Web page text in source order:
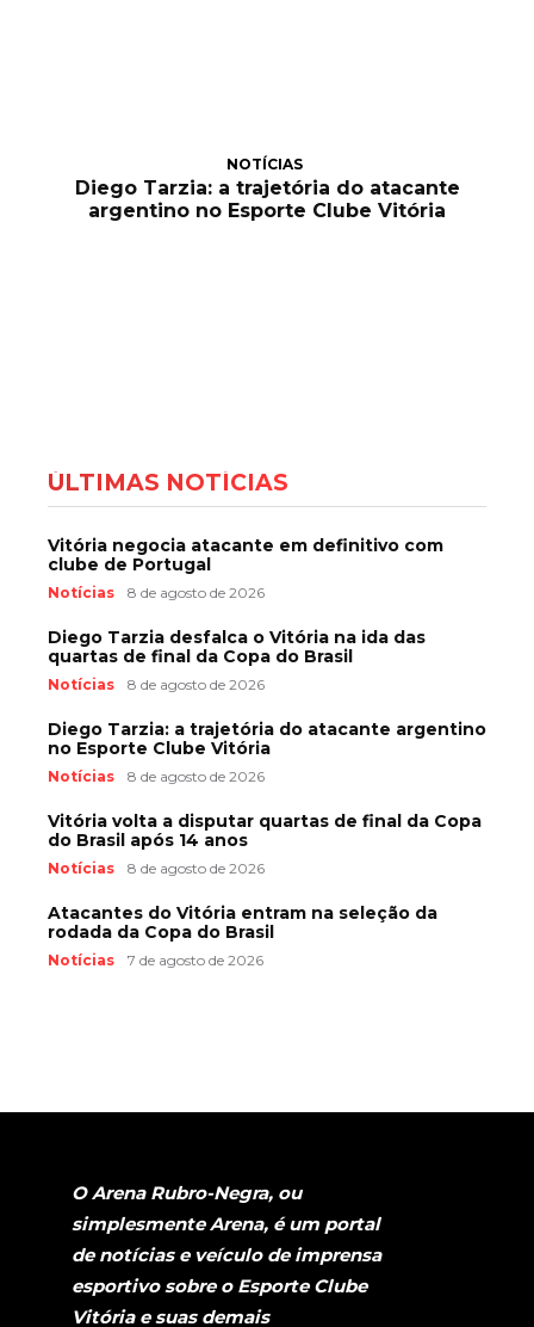
NOTÍCIAS
Diego Tarzia: a trajetória do atacante
argentino no Esporte Clube Vitória
ÚLTIMAS NOTÍCIAS
Vitória negocia atacante em definitivo com
clube de Portugal
Notícias 8 de agosto de 2026
Diego Tarzia desfalca o Vitória na ida das
quartas de final da Copa do Brasil
Notícias 8 de agosto de 2026
Diego Tarzia: a trajetória do atacante argentino
no Esporte Clube Vitória
Notícias 8 de agosto de 2026
Vitória volta a disputar quartas de final da Copa
do Brasil após 14 anos
Notícias 8 de agosto de 2026
Atacantes do Vitória entram na seleção da
rodada da Copa do Brasil
Notícias 7 de agosto de 2026
O Arena Rubro-Negra, ou
simplesmente Arena, é um portal
de notícias e veículo de imprensa
esportivo sobre o Esporte Clube
Vitória e suas demais